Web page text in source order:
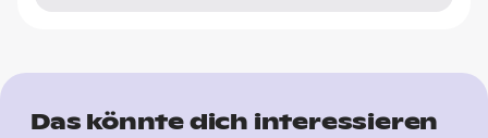
Das könnte dich interessieren